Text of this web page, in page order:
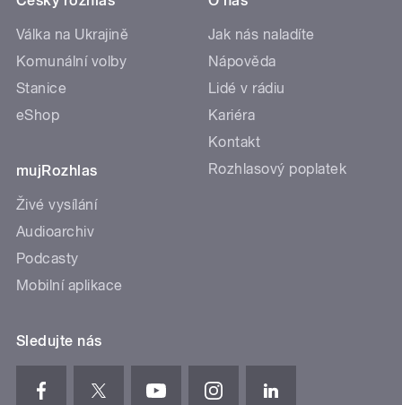
Válka na Ukrajině
Komunální volby
Stanice
eShop
mujRozhlas
Živé vysílání
Audioarchiv
Podcasty
Mobilní aplikace
Jak nás naladíte
Nápověda
Lidé v rádiu
Kariéra
Kontakt
Rozhlasový poplatek
Sledujte nás